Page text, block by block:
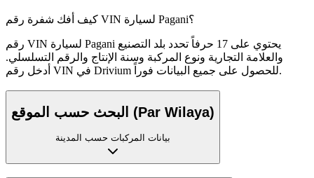
كيف أفك شفرة رقم VIN لسيارة Pagani؟
رقم VIN لسيارة Pagani يحتوي على 17 حرفاً تحدد بلد التصنيع
والعلامة التجارية ونوع المركبة وسنة الإنتاج والرقم التسلسلي.
أدخل رقم VIN في Drivium للحصول على جميع البيانات فوراً.
البحث حسب الموقع (Par Wilaya)
بيانات المركبات حسب المدينة